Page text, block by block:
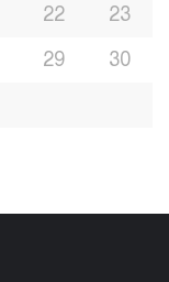
22
23
29
30